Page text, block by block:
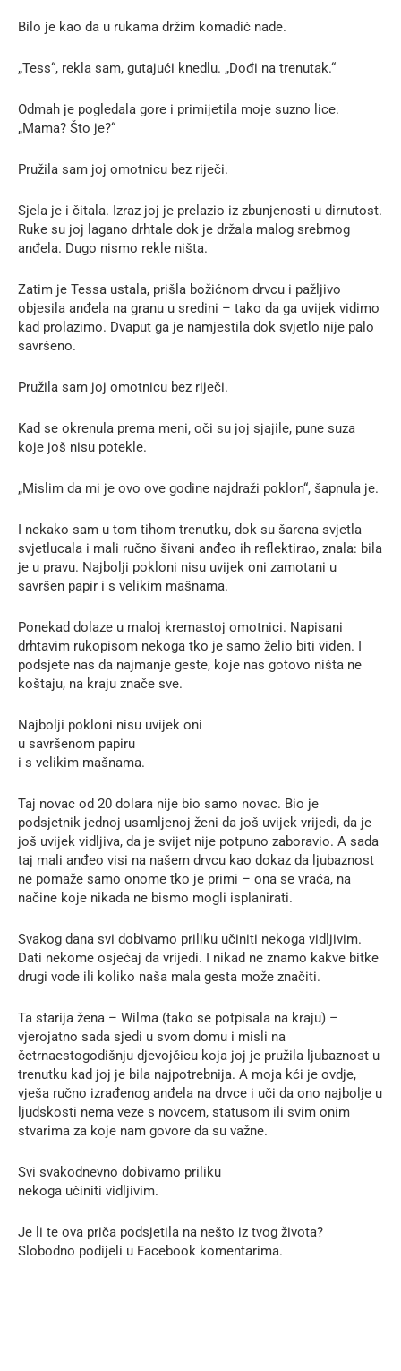
Bilo je kao da u rukama držim komadić nade.
„Tess“, rekla sam, gutajući knedlu. „Dođi na trenutak.“
Odmah je pogledala gore i primijetila moje suzno lice.
„Mama? Što je?“
Pružila sam joj omotnicu bez riječi.
Sjela je i čitala. Izraz joj je prelazio iz zbunjenosti u dirnutost.
Ruke su joj lagano drhtale dok je držala malog srebrnog
anđela. Dugo nismo rekle ništa.
Zatim je Tessa ustala, prišla božićnom drvcu i pažljivo
objesila anđela na granu u sredini – tako da ga uvijek vidimo
kad prolazimo. Dvaput ga je namjestila dok svjetlo nije palo
savršeno.
Pružila sam joj omotnicu bez riječi.
Kad se okrenula prema meni, oči su joj sjajile, pune suza
koje još nisu potekle.
„Mislim da mi je ovo ove godine najdraži poklon“, šapnula je.
I nekako sam u tom tihom trenutku, dok su šarena svjetla
svjetlucala i mali ručno šivani anđeo ih reflektirao, znala: bila
je u pravu. Najbolji pokloni nisu uvijek oni zamotani u
savršen papir i s velikim mašnama.
Ponekad dolaze u maloj kremastoj omotnici. Napisani
drhtavim rukopisom nekoga tko je samo želio biti viđen. I
podsjete nas da najmanje geste, koje nas gotovo ništa ne
koštaju, na kraju znače sve.
Najbolji pokloni nisu uvijek oni
u savršenom papiru
i s velikim mašnama.
Taj novac od 20 dolara nije bio samo novac. Bio je
podsjetnik jednoj usamljenoj ženi da još uvijek vrijedi, da je
još uvijek vidljiva, da je svijet nije potpuno zaboravio. A sada
taj mali anđeo visi na našem drvcu kao dokaz da ljubaznost
ne pomaže samo onome tko je primi – ona se vraća, na
načine koje nikada ne bismo mogli isplanirati.
Svakog dana svi dobivamo priliku učiniti nekoga vidljivim.
Dati nekome osjećaj da vrijedi. I nikad ne znamo kakve bitke
drugi vode ili koliko naša mala gesta može značiti.
Ta starija žena – Wilma (tako se potpisala na kraju) –
vjerojatno sada sjedi u svom domu i misli na
četrnaestogodišnju djevojčicu koja joj je pružila ljubaznost u
trenutku kad joj je bila najpotrebnija. A moja kći je ovdje,
vješa ručno izrađenog anđela na drvce i uči da ono najbolje u
ljudskosti nema veze s novcem, statusom ili svim onim
stvarima za koje nam govore da su važne.
Svi svakodnevno dobivamo priliku
nekoga učiniti vidljivim.
Je li te ova priča podsjetila na nešto iz tvog života?
Slobodno podijeli u Facebook komentarima.